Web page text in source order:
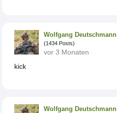
Wolfgang Deutschmann
(1434 Posts)
vor 3 Monaten
kick
Wolfgang Deutschmann